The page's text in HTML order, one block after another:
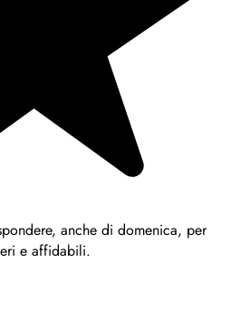
anche di domenica, per
e affidabili.